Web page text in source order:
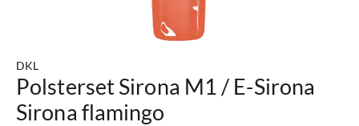
DKL
Polsterset Sirona M1 / E-Sirona
Sirona flamingo